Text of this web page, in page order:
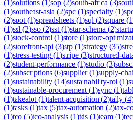
(1)solutions (1)sop (2)south-africa (3)
(1)southeast-asia (2)spc (1)specialty (1)
(2)spot (1)spreadsheets (1)sql (2)square (1
(1)ssl (2)sso (2)sst (1)star-schema (2)
(1)stock-control (1)store (1)store-
(2)storefront-api (3)stp (1)strategy (35)
(1)stress-testing (1)stripe (3)structured-
(2)student-performance (1)studio (3)
(2)subscriptions (6)supplier(1)supply-
(1)sustainability (14)sustainability-roi (1)
(1)sustainable-procurement (1)sync (1)
(1)takealot (1)talent-acquisition (2)tally (4)
(1)tasks (1)tax (5)tax-automation (2)tax-
(1)tco (5)tco-analysis (1)tds (1)team (1)